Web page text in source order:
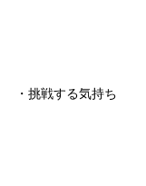
・挑戦する気持ち